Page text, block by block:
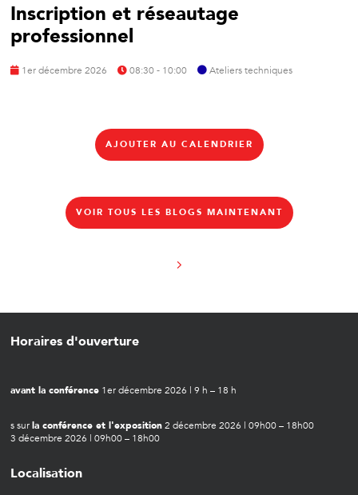
Inscription et réseautage
professionnel
1er décembre 2026 08:30 - 10:00 Ateliers techniques
AJOUTER AU CALENDRIER
VOIR TOUS LES BLOGS MAINTENANT
Horaires d'ouverture
avant la conférence 1er décembre 2026 | 9 h – 18 h
s surla conférence et l'exposition2 décembre 2026 | 09h00 – 18h00
3 décembre 2026 | 09h00 – 18h00
Localisation